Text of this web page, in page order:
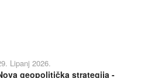
Lipanj 2026.
geopolitička strategija -